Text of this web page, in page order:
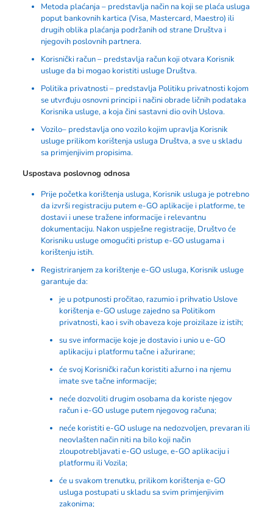
Metoda plaćanja – predstavlja način na koji se plaća usluga
poput bankovnih kartica (Visa, Mastercard, Maestro) ili
drugih oblika plaćanja podržanih od strane Društva i
njegovih poslovnih partnera.
Korisnički račun – predstavlja račun koji otvara Korisnik
usluge da bi mogao koristiti usluge Društva.
Politika privatnosti – predstavlja Politiku privatnosti kojom
se utvrđuju osnovni principi i načini obrade ličnih podataka
Korisnika usluge, a koja čini sastavni dio ovih Uslova.
Vozilo– predstavlja ono vozilo kojim upravlja Korisnik
usluge prilikom korištenja usluga Društva, a sve u skladu
sa primjenjivim propisima.
Uspostava poslovnog odnosa
Prije početka korištenja usluga, Korisnik usluga je potrebno
da izvrši registraciju putem e-GO aplikacije i platforme, te
dostavi i unese tražene informacije i relevantnu
dokumentaciju. Nakon uspješne registracije, Društvo će
Korisniku usluge omogućiti pristup e-GO uslugama i
korištenju istih.
Registriranjem za korištenje e-GO usluga, Korisnik usluge
garantuje da:
je u potpunosti pročitao, razumio i prihvatio Uslove
korištenja e-GO usluge zajedno sa Politikom
privatnosti, kao i svih obaveza koje proizilaze iz istih;
su sve informacije koje je dostavio i unio u e-GO
aplikaciju i platformu tačne i ažurirane;
će svoj Korisnički račun koristiti ažurno i na njemu
imate sve tačne informacije;
neće dozvoliti drugim osobama da koriste njegov
račun i e-GO usluge putem njegovog računa;
neće koristiti e-GO usluge na nedozvoljen, prevaran ili
neovlašten način niti na bilo koji način
zloupotrebljavati e-GO usluge, e-GO aplikaciju i
platformu ili Vozila;
će u svakom trenutku, prilikom korištenja e-GO
usluga postupati u skladu sa svim primjenjivim
zakonima;